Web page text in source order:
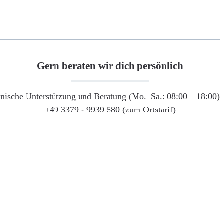
Gern beraten wir dich persönlich
Unterstützung und Beratung (Mo.–Sa.: 08:00 –
+49 3379 - 9939 580 (zum Ortstarif)